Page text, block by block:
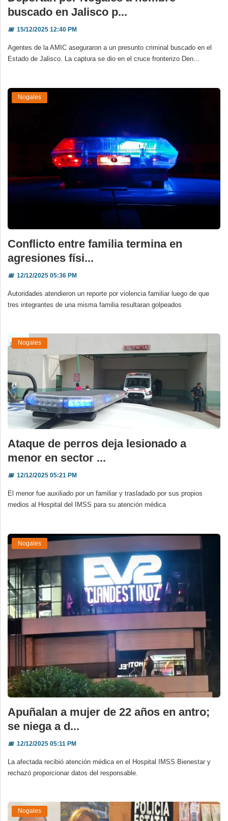
buscado en Jalisco p...
📅15/12/2025 12:40 PM
Agentes de la AMIC aseguraron a un presunto criminal buscado en el
Estado de Jalisco. La captura se dio en el cruce fronterizo Den...
Nogales
Conflicto entre familia termina en
agresiones físi...
📅12/12/2025 05:36 PM
Autoridades atendieron un reporte por violencia familiar luego de que
tres integrantes de una misma familia resultaran golpeados
Nogales
Ataque de perros deja lesionado a
menor en sector ...
📅12/12/2025 05:21 PM
El menor fue auxiliado por un familiar y trasladado por sus propios
medios al Hospital del IMSS para su atención médica
Nogales
Apuñalan a mujer de 22 años en antro;
se niega a d...
📅12/12/2025 05:11 PM
La afectada recibió atención médica en el Hospital IMSS Bienestar y
rechazó proporcionar datos del responsable.
Nogales